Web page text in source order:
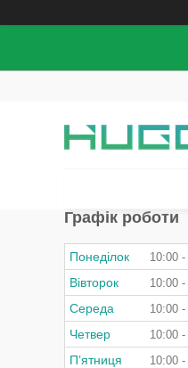
Графік роботи
Понеділок 10:00
Вівторок 10:00
Середа 10:00
Четвер 10:00
Пʼятниця 10:00